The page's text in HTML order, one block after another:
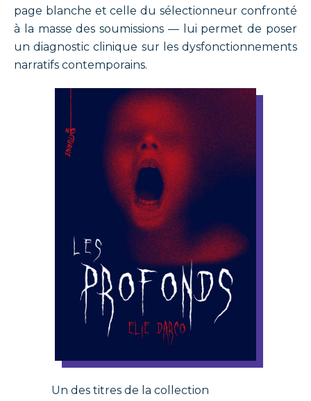
page blanche et celle du sélectionneur confronté
à la masse des soumissions — lui permet de poser
un diagnostic clinique sur les dysfonctionnements
narratifs contemporains.
Un des titres de la collection